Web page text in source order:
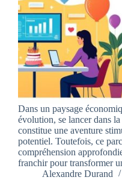
Dans un paysage
évolution, se lancer dans
constitue une aventure
potentiel. Toutefois, ce
compréhension
franchir pour transformer
Alexandre Durand